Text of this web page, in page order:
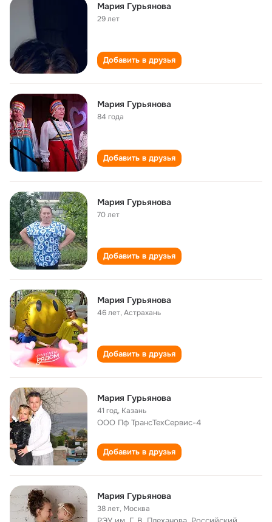
Мария Гурьянова
29 лет
Добавить в друзья
Мария Гурьянова
84 года
Добавить в друзья
Мария Гурьянова
70 лет
Добавить в друзья
Мария Гурьянова
46 лет,Астрахань
Добавить в друзья
Мария Гурьянова
41 год, Казань
ООО Пф ТрансТехСервис-4
Добавить в друзья
Мария Гурьянова
38 лет, Москва